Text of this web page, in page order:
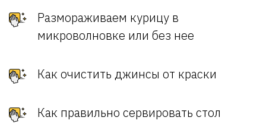
Размораживаем курицу в
микроволновке или без нее
Как очистить джинсы от краски
Как правильно сервировать стол